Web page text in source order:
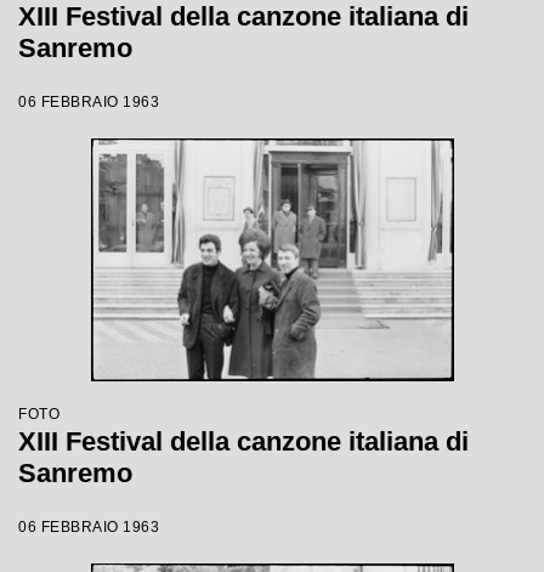
XIII Festival della canzone italiana di
Sanremo
06 FEBBRAIO 1963
FOTO
XIII Festival della canzone italiana di
Sanremo
06 FEBBRAIO 1963